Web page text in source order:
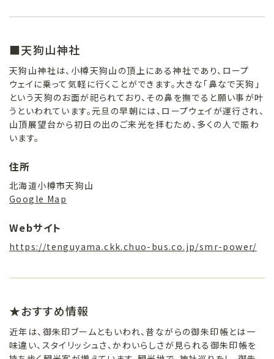
■天狗山神社
天狗山神社は、小樽天狗山の頂上にある神社であり、ロープ
ウェイに乗って気軽に行くことができます。大きな「鼻なで天狗」
という天狗のお面が祀られており、その鼻を撫でると願い事が叶
うといわれています。元旦の早朝には、ロープウェイが運行され、
山頂展望台から初日の出のご来光を拝むため、多くの人で賑わ
います。
住所
北海道小樽市天狗山
Google Map
Webサイト
https://tenguyama.ckk.chuo-bus.co.jp/smr-power/
★おすすめ情報
近年は、御朱印ブームともいわれ、昔ながらの御朱印帳とは一
味違い、スタイリッシュさ、かわいらしさが見られる御朱印帳を